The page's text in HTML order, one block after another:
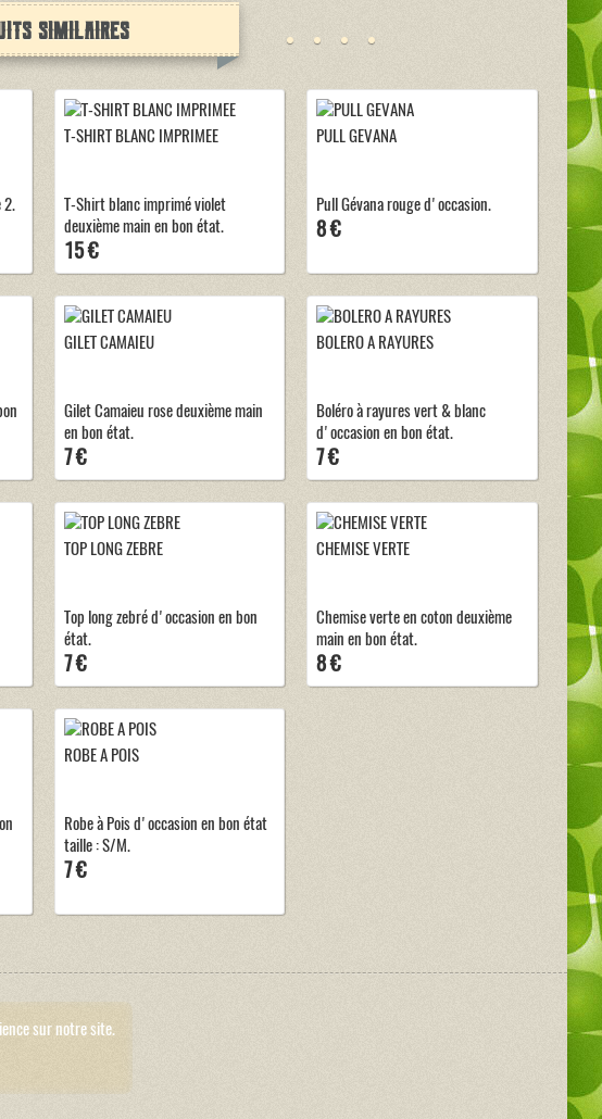
similaires
2.
T-SHIRT BLANC IMPRIMEE
T-Shirt blanc imprimé violet
deuxième main en bon état.
15 €
PULL GEVANA
Pull Gévana rouge d'occasion.
8 €
GILET CAMAIEU
Gilet Camaieu rose deuxième main
en bon état.
7 €
BOLERO A RAYURES
Boléro à rayures vert & blanc
d'occasion en bon état.
7 €
TOP LONG ZEBRE
Top long zebré d'occasion en bon
état.
7 €
CHEMISE VERTE
Chemise verte en coton deuxième
main en bon état.
8 €
ROBE A POIS
Robe à Pois d'occasion en bon état
taille : S/M.
7 €
sur notre site.